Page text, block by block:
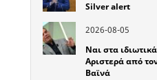
Silver alert
2026-08-05
Ναι στα
Αριστερά από
Βαϊνά